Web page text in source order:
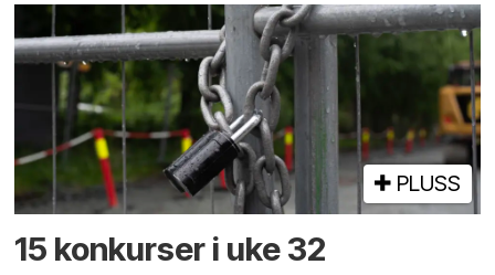
PLUSS
15 konkurser i uke 32